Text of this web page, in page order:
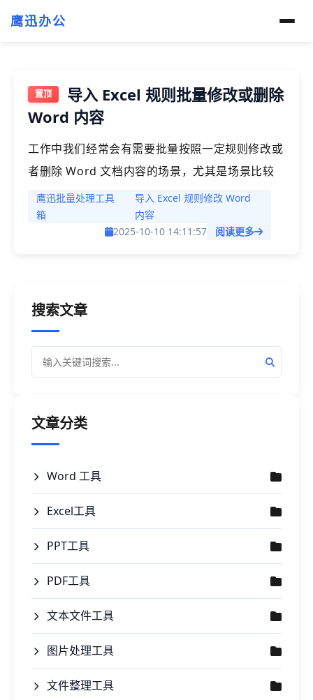
鹰迅办公
导入 Excel 规则批量修改或删除
Word 内容
工作中我们经常会有需要批量按照一定规则修改或
者删除 Word 文档内容的场景，尤其是场景比较
复杂、各个文档直接没有太多的修改关联关系的时
候，如某些文件需要修改内容，某些文件又需要删
除内容的时候，就可以用这个功能帮我们实现一次
鹰迅批量处理工具
箱
导入 Excel 规则修改 Word
内容
2025-10-10 14:11:57
阅读更多
搜索文章
文章分类
Word 工具
Excel工具
PPT工具
PDF工具
文本文件工具
图片处理工具
文件整理工具